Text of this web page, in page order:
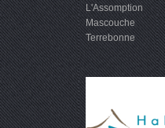
L'Assomption
Mascouche
Terrebonne